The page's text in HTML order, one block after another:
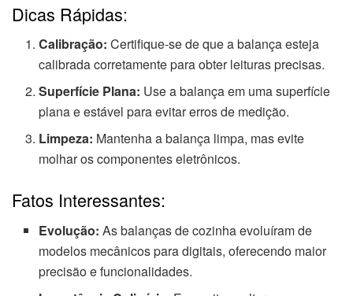
Dicas Rápidas:
Calibração: Certifique-se de que a balança esteja
calibrada corretamente para obter leituras precisas.
Superfície Plana: Use a balança em uma superfície
plana e estável para evitar erros de medição.
Limpeza: Mantenha a balança limpa, mas evite
molhar os componentes eletrônicos.
Fatos Interessantes:
Evolução: As balanças de cozinha evoluíram de
modelos mecânicos para digitais, oferecendo maior
precisão e funcionalidades.